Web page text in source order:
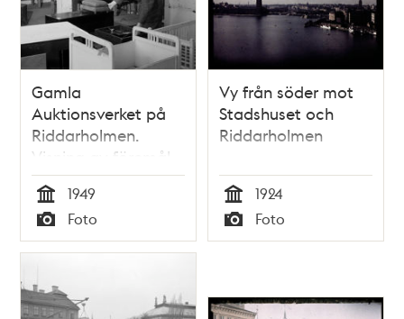
Gamla
Auktionsverket på
Riddarholmen.
Visning av föremål
Tid
1949
Typ
Foto
Vy från söder mot
Stadshuset och
Riddarholmen
Tid
1924
Typ
Foto